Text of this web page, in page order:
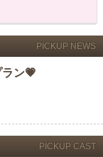
PICKUP NEWS
ン💗
PICKUP CAST